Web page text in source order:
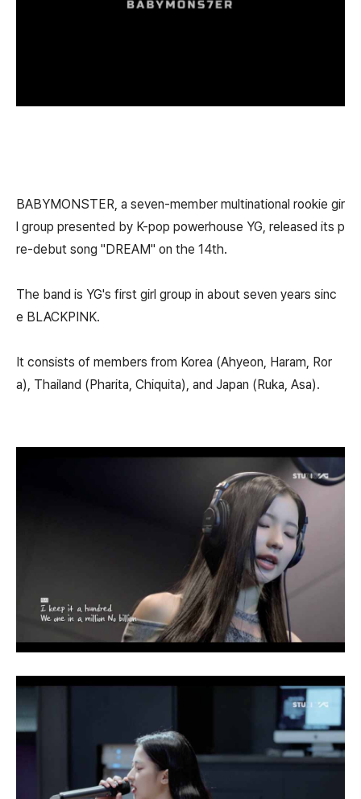
BABYMONSTER, a seven-member multinational rookie gir
l group presented by K-pop powerhouse YG, released its p
re-debut song "DREAM" on the 14th.
The band is YG's first girl group in about seven years sinc
e BLACKPINK.
It consists of members from Korea (Ahyeon, Haram, Ror
a), Thailand (Pharita, Chiquita), and Japan (Ruka, Asa).